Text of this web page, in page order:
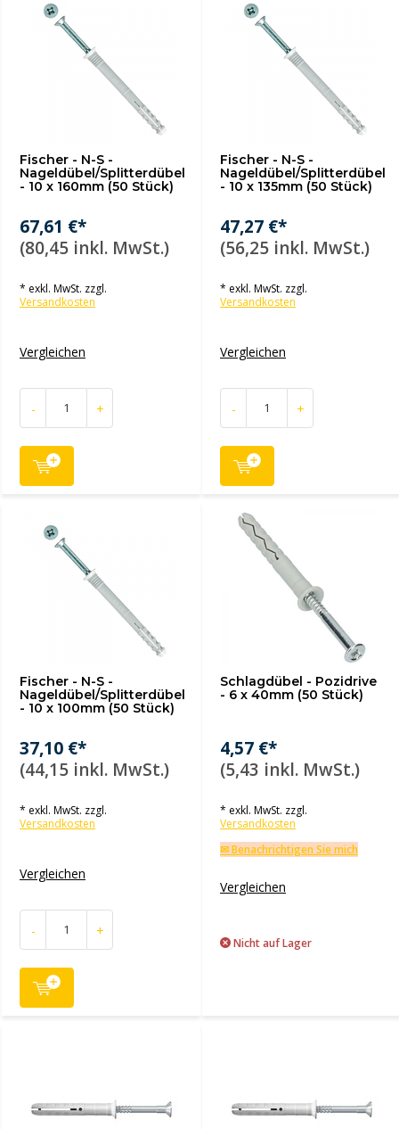
Fischer - N-S -
Nageldübel/Splitterdübel
- 10 x 160mm (50 Stück)
67,61 €*
(80,45 inkl. MwSt.)
* exkl. MwSt. zzgl.
Versandkosten
Vergleichen
- +
Fischer - N-S -
Nageldübel/Splitterdübel
- 10 x 135mm (50 Stück)
47,27 €*
(56,25 inkl. MwSt.)
* exkl. MwSt. zzgl.
Versandkosten
Vergleichen
- +
Fischer - N-S -
Nageldübel/Splitterdübel
- 10 x 100mm (50 Stück)
37,10 €*
(44,15 inkl. MwSt.)
* exkl. MwSt. zzgl.
Versandkosten
Vergleichen
- +
Schlagdübel - Pozidrive
- 6 x 40mm (50 Stück)
4,57 €*
(5,43 inkl. MwSt.)
* exkl. MwSt. zzgl.
Versandkosten
✉ Benachrichtigen Sie mich
Vergleichen
Nicht auf Lager